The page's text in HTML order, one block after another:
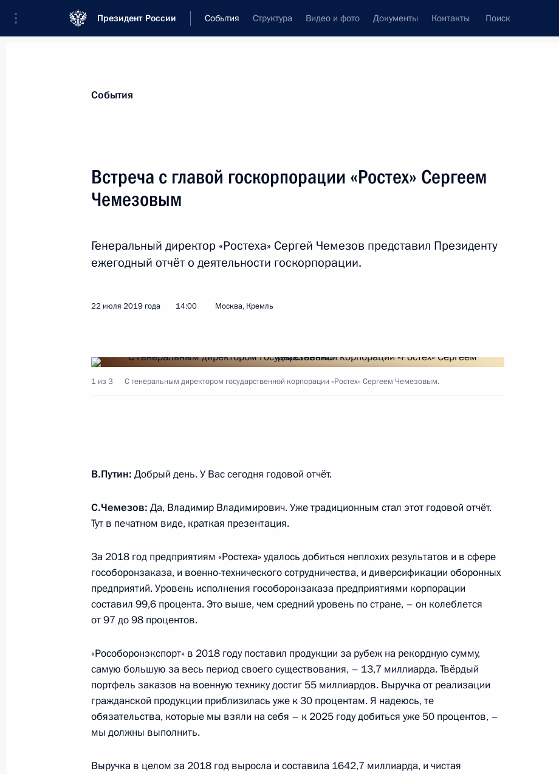
Президент России События Структура Видео и фото Документы Контакты Поиск
События
Встреча с главой госкорпорации «Ростех» Сергеем
Чемезовым
Генеральный директор «Ростеха» Сергей Чемезов представил Президенту
ежегодный отчёт о деятельности госкорпорации.
22 июля 2019 года 14:00 Москва, Кремль
1 из 3 С генеральным директором государственной корпорации «Ростех» Сергеем Чемезовым.
В.Путин: Добрый день. У Вас сегодня годовой отчёт.
С.Чемезов: Да, Владимир Владимирович. Уже традиционным стал этот годовой отчёт.
Тут в печатном виде, краткая презентация.
За 2018 год предприятиям «Ростеха» удалось добиться неплохих результатов и в сфере
гособоронзаказа, и военно-технического сотрудничества, и диверсификации оборонных
предприятий. Уровень исполнения гособоронзаказа предприятиями корпорации
составил 99,6 процента. Это выше, чем средний уровень по стране, – он колеблется
от 97 до 98 процентов.
«Рособоронэкспорт» в 2018 году поставил продукции за рубеж на рекордную сумму,
самую большую за весь период своего существования, – 13,7 миллиарда. Твёрдый
портфель заказов на военную технику достиг 55 миллиардов. Выручка от реализации
гражданской продукции приблизилась уже к 30 процентам. Я надеюсь, те
обязательства, которые мы взяли на себя – к 2025 году добиться уже 50 процентов, –
мы должны выполнить.
Выручка в целом за 2018 год выросла и составила 1642,7 миллиарда, и чистая